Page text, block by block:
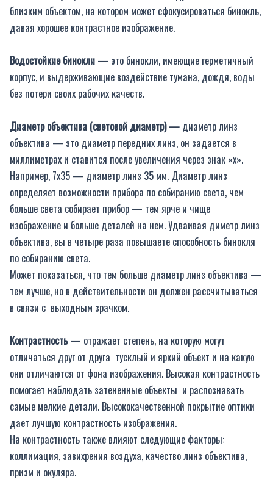
близким объектом, на котором может сфокусироваться бинокль,
давая хорошее контрастное изображение.
Водостойкие бинокли — это бинокли, имеющие герметичный
корпус, и выдерживающие воздействие тумана, дождя, воды
без потери своих рабочих качеств.
Диаметр объектива (световой диаметр) — диаметр линз
объектива — это диаметр передних линз, он задается в
миллиметрах и ставится после увеличения через знак «х».
Например, 7х35 — диаметр линз 35 мм. Диаметр линз
определяет возможности прибора по собиранию света, чем
больше света собирает прибор — тем ярче и чище
изображение и больше деталей на нем. Удваивая диметр линз
объектива, вы в четыре раза повышаете способность бинокля
по собиранию света.
Может показаться, что тем больше диаметр линз объектива —
тем лучше, но в действительности он должен рассчитываться
в связи с выходным зрачком.
Контрастность— отражает степень, на которую могут
отличаться друг от друга тусклый и яркий объект и на какую
они отличаются от фона изображения. Высокая контрастность
помогает наблюдать затененные объекты и распознавать
самые мелкие детали. Высококачественной покрытие оптики
дает лучшую контрастность изображения.
На контрастность также влияют следующие факторы:
коллимация, завихрения воздуха, качество линз объектива,
призм и окуляра.